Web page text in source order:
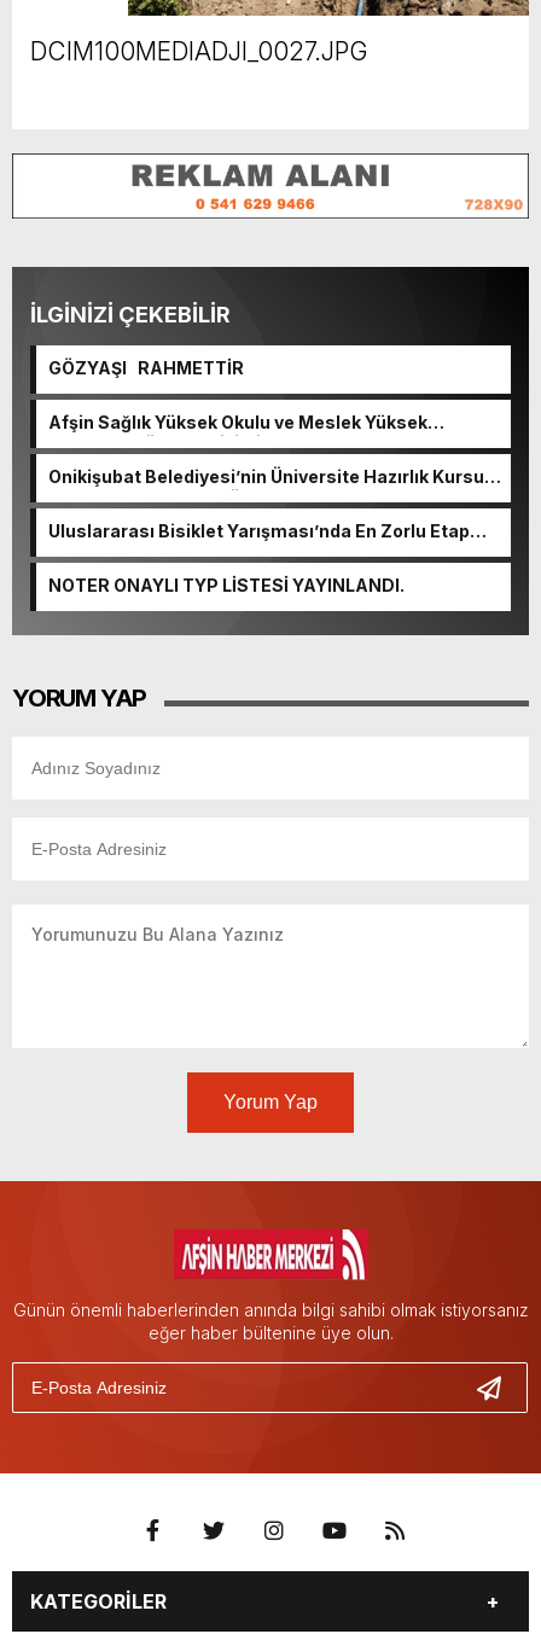
DCIM100MEDIADJI_0027.JPG
İLGİNİZİ ÇEKEBİLİR
GÖZYAŞI RAHMETTİR
Afşin Sağlık Yüksek Okulu ve Meslek Yüksek
Okulunda görev değişimi!
Onikişubat Belediyesi’nin Üniversite Hazırlık Kursu
başvurularında son gün 7 Ağustos.
Uluslararası Bisiklet Yarışması’nda En Zorlu Etap
NOTER ONAYLI TYP LİSTESİ YAYINLANDI.
YORUM YAP
Yorum Yap
Günün önemli haberlerinden anında bilgi sahibi olmak istiyorsanız
eğer haber bültenine üye olun.
KATEGORİLER